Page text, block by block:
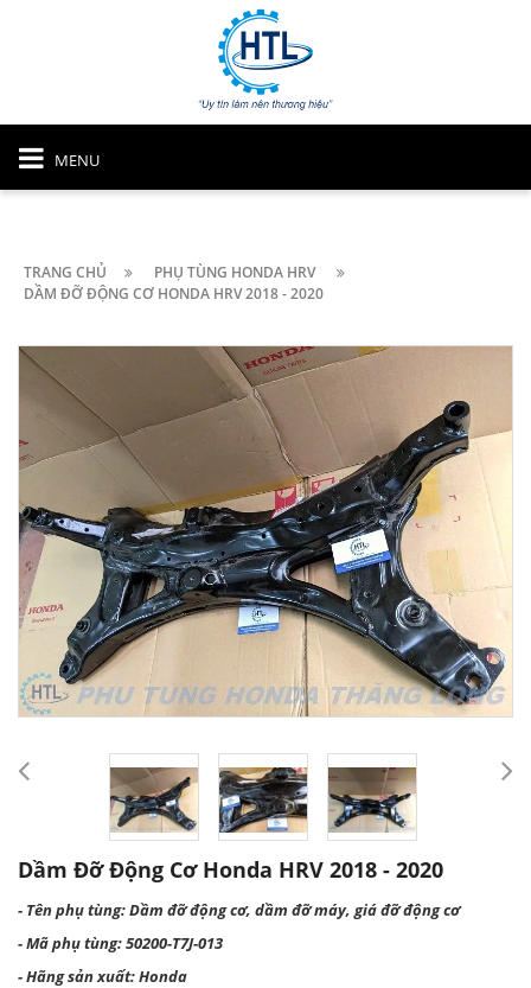
MENU
TRANG CHỦ
PHỤ TÙNG HONDA HRV
DẦM ĐỠ ĐỘNG CƠ HONDA HRV 2018 - 2020
Dầm Đỡ Động Cơ Honda HRV 2018 - 2020
- Tên phụ tùng: Dầm đỡ động cơ, dầm đỡ máy, giá đỡ động cơ
- Mã phụ tùng: 50200-T7J-013
- Hãng sản xuất: Honda